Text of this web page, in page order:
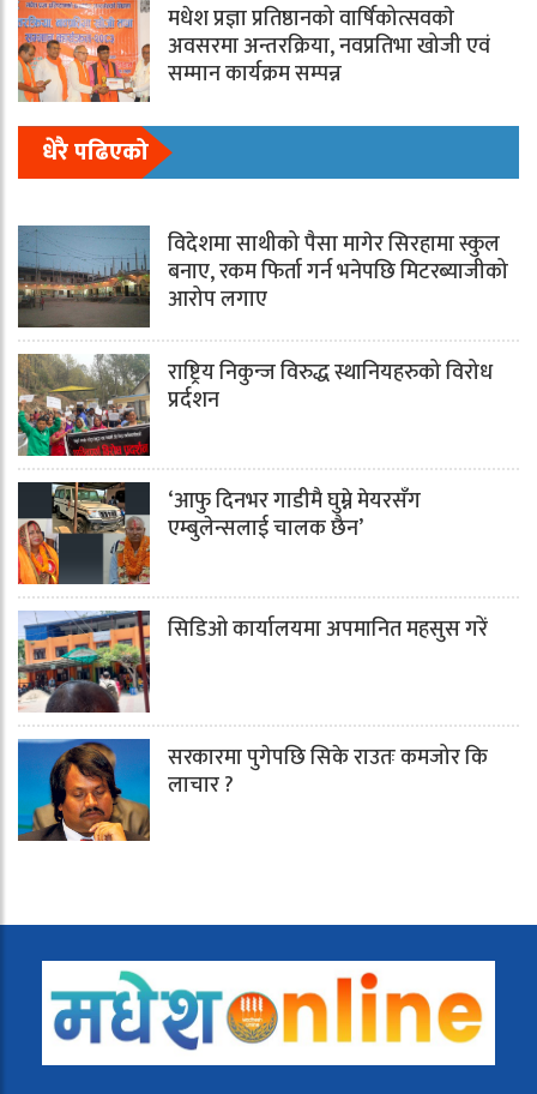
मधेश प्रज्ञा प्रतिष्ठानको वार्षिकोत्सवकाे
अवसरमा अन्तरक्रिया, नवप्रतिभा खोजी एवं
सम्मान कार्यक्रम सम्पन्न
धेरै पढिएको
विदेशमा साथीको पैसा मागेर सिरहामा स्कुल
बनाए, रकम फिर्ता गर्न भनेपछि मिटरब्याजीको
आरोप लगाए
राष्ट्रिय निकुन्ज विरुद्ध स्थानियहरुको विरोध
प्रर्दशन
‘आफु दिनभर गाडीमै घुम्ने मेयरसँग
एम्बुलेन्सलाई चालक छैन’
सिडिओ कार्यालयमा अपमानित महसुस गरें
सरकारमा पुगेपछि सिके राउतः कमजोर कि
लाचार ?